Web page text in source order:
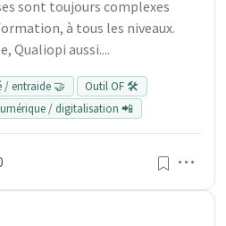
sont toujours complexes
à tous les niveaux.
Qualiopi aussi....
/ entraide 🤝
Outil OF 🛠️
/ digitalisation 📲